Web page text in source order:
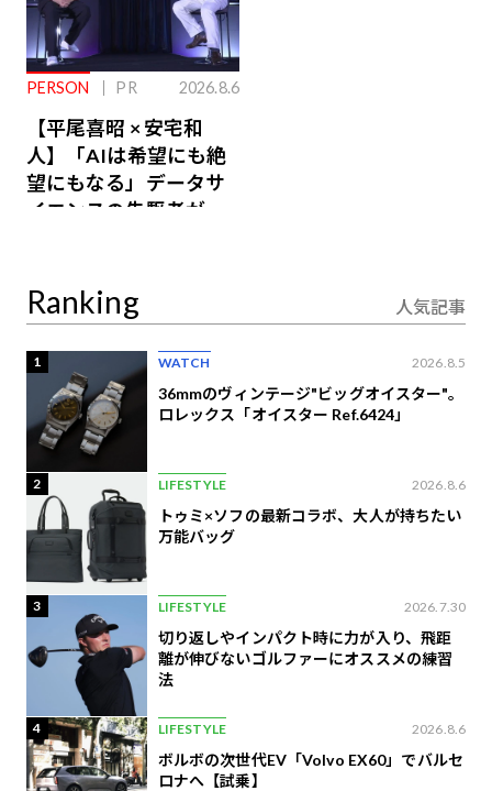
PERSON PR 2026.8.6
【平尾喜昭 × 安宅和
人】「AIは希望にも絶
望にもなる」データサ
イエンスの先駆者が語
Ranking 人気記事
1 WATCH 2026.8.5
36mmのヴィンテージ"ビッグオイスター"。
ロレックス「オイスター Ref.6424」
2 LIFESTYLE 2026.8.6
トゥミ×ソフの最新コラボ、大人が持ちたい
万能バッグ
3 LIFESTYLE 2026.7.30
切り返しやインパクト時に力が入り、飛距
離が伸びないゴルファーにオススメの練習
法
4 LIFESTYLE 2026.8.6
ボルボの次世代EV「Volvo EX60」でバルセ
ロナへ【試乗】